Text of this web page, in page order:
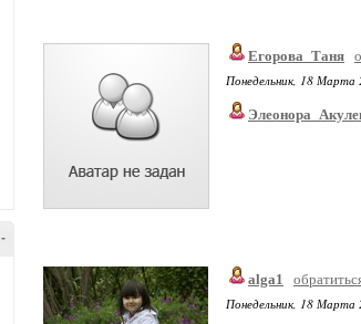
-
Егорова_Таня
Понедельник, 18 Марта
alga1
Понедельник, 18 Марта